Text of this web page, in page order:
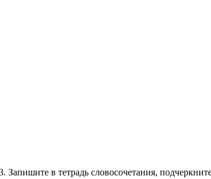
в тетрадь словосочетания,